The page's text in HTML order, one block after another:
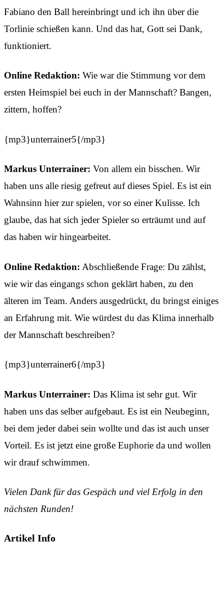
Fabiano den Ball hereinbringt und ich ihn über die
Torlinie schießen kann. Und das hat, Gott sei Dank,
funktioniert.
Online Redaktion: Wie war die Stimmung vor dem
ersten Heimspiel bei euch in der Mannschaft? Bangen,
zittern, hoffen?
{mp3}unterrainer5{/mp3}
Markus Unterrainer: Von allem ein bisschen. Wir
haben uns alle riesig gefreut auf dieses Spiel. Es ist ein
Wahnsinn hier zur spielen, vor so einer Kulisse. Ich
glaube, das hat sich jeder Spieler so erträumt und auf
das haben wir hingearbeitet.
Online Redaktion: Abschließende Frage: Du zählst,
wie wir das eingangs schon geklärt haben, zu den
älteren im Team. Anders ausgedrückt, du bringst einiges
an Erfahrung mit. Wie würdest du das Klima innerhalb
der Mannschaft beschreiben?
{mp3}unterrainer6{/mp3}
Markus Unterrainer: Das Klima ist sehr gut. Wir
haben uns das selber aufgebaut. Es ist ein Neubeginn,
bei dem jeder dabei sein wollte und das ist auch unser
Vorteil. Es ist jetzt eine große Euphorie da und wollen
wir drauf schwimmen.
Vielen Dank für das Gespäch und viel Erfolg in den
nächsten Runden!
Artikel Info